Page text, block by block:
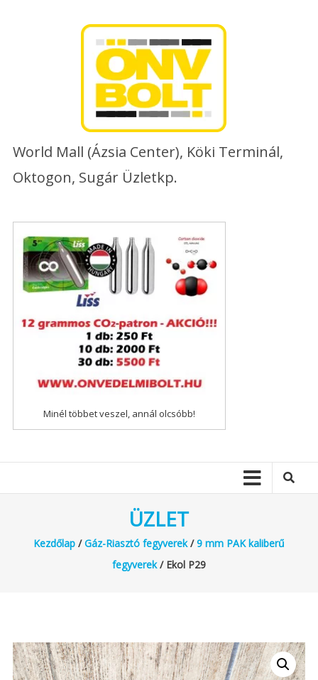
World Mall (Ázsia Center), Köki Terminál,
Oktogon, Sugár Üzletkp.
Minél többet veszel, annál olcsóbb!
ÜZLET
Kezdőlap/Gáz-Riasztó fegyverek/9 mm PAK kaliberű
fegyverek/ Ekol P29